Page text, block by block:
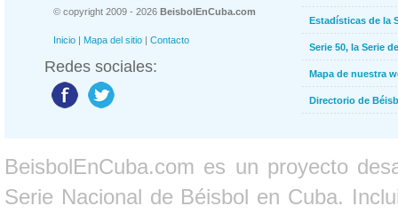
© copyright 2009 - 2026 BeisbolEnCuba.com
Inicio | Mapa del sitio | Contacto
Redes sociales:
Estadísticas de la
Serie 50, la Serie
Mapa de nuestra
Directorio de
BeisbolEnCuba.com es un proyecto
Serie Nacional de Béisbol en Cuba.